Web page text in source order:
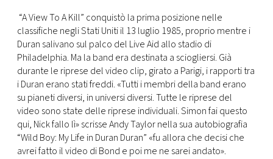
“A View To A Kill” conquistò la prima posizione nelle
classifiche negli Stati Uniti il 13 luglio 1985, proprio mentre i
Duran salivano sul palco del Live Aid allo stadio di
Philadelphia. Ma la band era destinata a sciogliersi. Già
durante le riprese del video clip, girato a Parigi, i rapporti tra
i Duran erano stati freddi. «Tutti i membri della band erano
su pianeti diversi, in universi diversi. Tutte le riprese del
video sono state delle riprese individuali. Simon fai questo
qui, Nick fallo lì» scrisse Andy Taylor nella sua autobiografia
“Wild Boy: My Life in Duran Duran” «fu allora che decisi che
avrei fatto il video di Bond e poi me ne sarei andato».